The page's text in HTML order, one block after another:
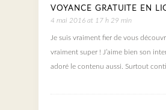
VOYANCE GRATUITE EN
4 mai 2016 at 17 h 29 min
Je suis vraiment fier de vous
vraiment super ! J’aime bien son
adoré le contenu aussi. Surtout